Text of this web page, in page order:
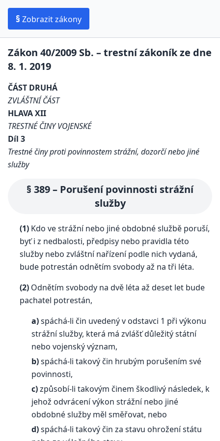
§ Zobrazit zákony
Zákon 40/2009 Sb. – trestní zákoník ze dne
8. 1. 2019
ČÁST DRUHÁ
ZVLÁŠTNÍ ČÁST
HLAVA XII
TRESTNÉ ČINY VOJENSKÉ
Díl 3
Trestné činy proti povinnostem strážní, dozorčí nebo jiné
služby
§ 389 – Porušení povinnosti strážní
služby
(1) Kdo ve strážní nebo jiné obdobné službě poruší,
byť i z nedbalosti, předpisy nebo pravidla této
služby nebo zvláštní nařízení podle nich vydaná,
bude potrestán odnětím svobody až na tři léta.
(2) Odnětím svobody na dvě léta až deset let bude
pachatel potrestán,
a)spáchá-li čin uvedený v odstavci 1 při výkonu
strážní služby, která má zvlášť důležitý státní
nebo vojenský význam,
b)spáchá-li takový čin hrubým porušením své
povinnosti,
c)způsobí-li takovým činem škodlivý následek, k
jehož odvrácení výkon strážní nebo jiné
obdobné služby měl směřovat, nebo
d)spáchá-li takový čin za stavu ohrožení státu